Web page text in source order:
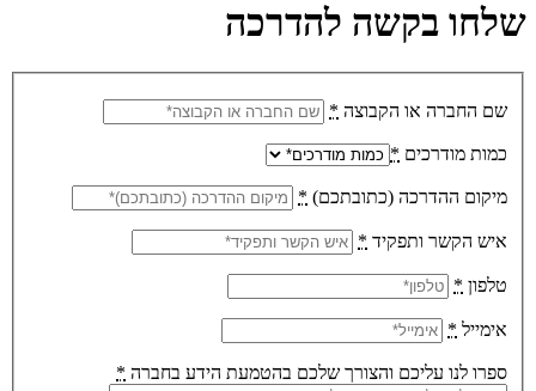
שלחו בקשה להדרכה
שם החברה או הקבוצה *
כמות מודרכים *
מיקום ההדרכה (כתובתכם) *
איש הקשר ותפקיד *
טלפון *
אימייל *
ספרו לנו עליכם והצורך שלכם בהטמעת הידע בחברה *